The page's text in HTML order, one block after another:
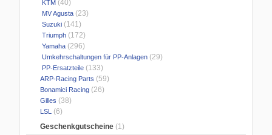
KTM (40)
MV Agusta (23)
Suzuki (141)
Triumph (172)
Yamaha (296)
Umkehrschaltungen für PP-Anlagen (29)
PP-Ersatzteile (133)
ARP-Racing Parts (59)
Bonamici Racing (26)
Gilles (38)
LSL
(6)
Geschenkgutscheine (1)